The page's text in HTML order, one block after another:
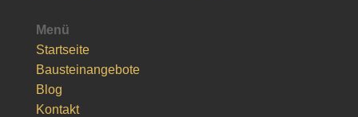
Menü
Startseite
Bausteinangebote
Blog
Kontakt